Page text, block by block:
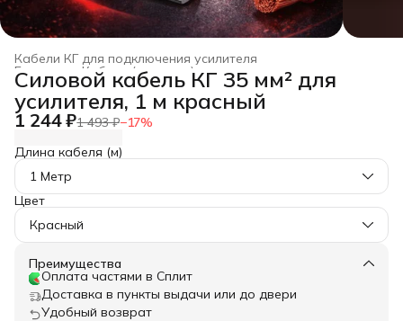
Кабели КГ для подключения усилителя
Кабели (провода) для автозвука из меди
Главная
Силовой кабель КГ 35 мм² для
усилителя, 1 м красный
1 244 ₽1 493 ₽−17%
Длина кабеля (м)
1 Метр
Цвет
Красный
Преимущества
Оплата частями в Сплит
Доставка в пункты выдачи или до двери
Удобный возврат